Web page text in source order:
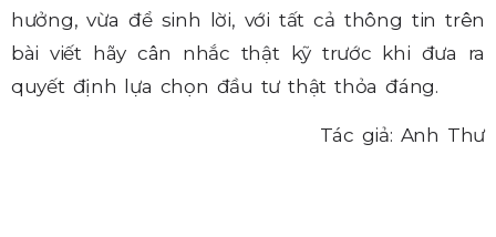
hưởng, vừa để sinh lời, với tất cả thông tin trên
bài viết hãy cân nhắc thật kỹ trước khi đưa ra
quyết định lựa chọn đầu tư thật thỏa đáng.
Tác giả: Anh Thư